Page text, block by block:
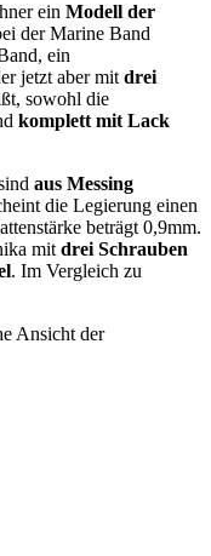
ein Modell der
der Marine Band
ein
jetzt aber mit drei
sowohl die
komplett mit Lack
aus Messing
die Legierung einen
beträgt 0,9mm.
mit drei Schrauben
. Im Vergleich zu